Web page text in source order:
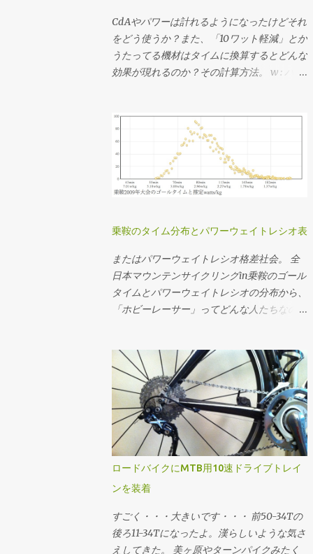
移を調べる シミュレーションした速度の分
布を元に使用するギア比を決定する ってか
んじで決めてます。勾配のデータがない場合
はルートラボやGarmin Connectその他諸々
す。脳内サイクリングは裏でJSON形式のデ
ータを返すAPIを使ってるので、それを直指
定してヒストグラム書いてる。 3番目の速度
の分布から、 最小値(いちばん遅くなる急勾
配の速度) 最大値(いちばん速くなる緩斜面
多くなる速度) を見たうえで、普段山を登る
速度に当てはめたうえで、手持ちのスプロケ
ットで合致するものを選定する流れです。
速度分布の最小値と最大値に収まって、でき
るだけクロスレシオになるように...ってかん
と鳥海山の1stステージ個人TTみたく絶対チ
ェーン落ちさせたくない場合はフロント50T
のままで収まるようなギアを選んだり。 ギ
ア比とケイデンスから速度を求める場...
シオ」から分類したもので、レベル分けの元
ネタはAndrew Cogganの Power Profiling
Spreadsheet v 4.0 。 それぞれライダーが
52kg、バイクが8kg、ウェアやシューズなど
示していますが、グラフ自体はJavaScriptで
書いていてインタラクティブに値を見ること
ができますし、必要に応じて下記のソースコ
ードを弄ってみることもできますです。 各
勾配での速度と動力/体重比 各フィットネス
シオはライダーの体重から、速度やパワーは
の体重がもっと大きいと機材重量の影響が小
さくなり、ライダーのパワーウェイトレシオ
が同じでも少し速く走れるようになります。
逆に言うと機材の軽量化はライダーの体重が
CdAやパワーは計れるようになったけどそれ
をどう使うか？また、「10ワット軽減」とか
うたってる機材はタイムに換算するとどんな
効果が現れるのか？その計算方法。 w : パワ
係数 m : 質量[kg] g : 重力加速度[m/s^2] 1.
CdAと速度からパワーを求める式 w = 0.5・
CdA・p・v^3 + Crr・m・g・v 2. 速度とパ
ワーからCdAを求める式(1を変形) CdA = (w
- Crr・m・g・v) / (0.5・p・v^3) 3. CdAとパ
の解の公式でゴニョる) a = 0.5 ・p ・CdA c
= m ・g ・Crr d = w ・-1 v = 1 / (6・a)・
((4・(-27・a^2・d + 3・a・√(3・(27・a^2・
d^2 + 4・a・c^3))))^(1/3) + |(4・(-27・a^2・
d - 3・a・√(3・(27・a^2・d^2 + 4・a・
c^3))))|^(1/3) ・-1) それぞれこの3つの式で計
m=65kg、g=9.81m/s^2の状況において、
CdA=0.215で速度11.11m/s(40km/h)で走る必
要なパワーは1の式で w = 0.5・0.215・
1.226・11.11^3 + 0.004・65・9.81・11.11 w =
209.07 同様に速度11.11m/s(40km/h)で
209.07Wで走行時のCdAは2の式で CdA =
(209.07 - 0.004・65・9.81・11.11)/(0.5・
1.226・11.11^3) CdA = 0.2149 CdA=0.215で
209.07Wで走った終端速度は3の式で (省略)
v = 11.1099 という感じに求められる。 同様
の速度で"10ワットセーブする"というフレー
ムに乗り換えた...
乗鞍のタイム分布とパワーウェイトレシオ表
またはパワーウェイトレシオ格差社会。 全
日本マウンテンサイクリングin乗鞍のゴール
タイムとパワーウェイトレシオの分布から、
「ホビーレーサー」ってどんな人たちなのか
タイムの分布。横軸がタイムで縦軸が度数
(人数)ですが、横軸についてはlog(x[sec])で
対数変換 してるのでスケールに注意。 乗鞍
2009年大会ゴールタイムの分布 最頻値は
8.58316757(89分)で、標準偏差は
0.23828524。グラフの横軸では最頻値89分
を中心に標準偏差±1〜3でタイムと、タイム
から推定したパワーウェイトレシオをマーキ
ングしてます。パワーウェイトレシオについ
ては 体重: 61[kg] バイク: 7.5[kg] 装備: 2[kg]
総重量: 70.5[kg] 転がり抵抗係数: 0.0045 空
気抵抗係数: 0.3299 (てきとう) という「標準
ロードバイクにMTB用10速ドライブトレイ
ンを装着
すごく・・・大きいです・・・ 前50-34Tの
後ろ11-34Tになったよ。漢らしいような気さ
えしてきた。 美ヶ原やターンパイクみたく